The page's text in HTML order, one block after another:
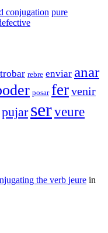
conjugation pure
trobar rebre enviar anar
posar fervenir
pujar serveure
the verb jeure in